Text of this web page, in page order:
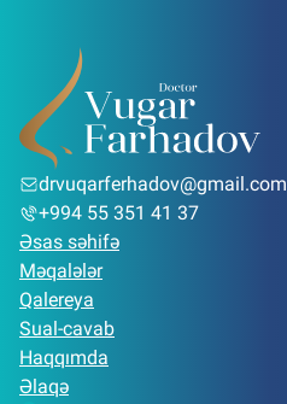
drvuqarferhadov@gmail.com
+994 55 351 41 37
Əsas səhifə
Məqalələr
Qalereya
Sual-cavab
Haqqımda
Əlaqə